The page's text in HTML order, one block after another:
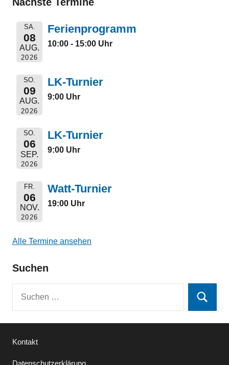
SA.
08
AUG.
2026
Ferienprogramm
10:00 - 15:00 Uhr
SO.
09
AUG.
2026
LK-Turnier
9:00 Uhr
SO.
06
SEP.
2026
LK-Turnier
9:00 Uhr
FR.
06
NOV.
2026
Watt-Turnier
19:00 Uhr
Alle Termine ansehen
Suchen
Suchen
Kontakt